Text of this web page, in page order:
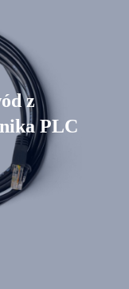
z
PLC